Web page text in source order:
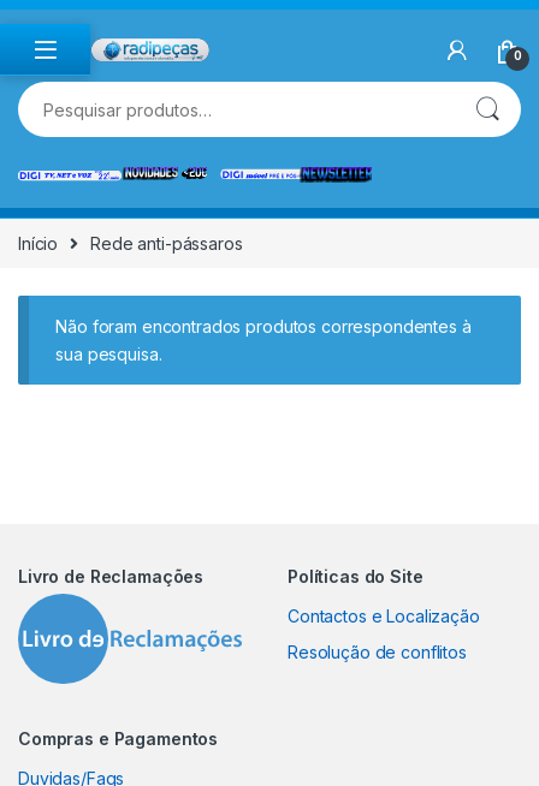
Skip to navigation
Skip to content
0
Pesquisar por:
Início Rede anti-pássaros
Não foram encontrados produtos correspondentes à
sua pesquisa.
Livro de Reclamações
Políticas do Site
Contactos e Localização
Resolução de conflitos
Compras e Pagamentos
Duvidas/Faqs